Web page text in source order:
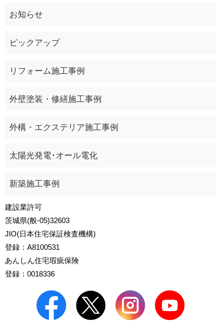
お知らせ
ピックアップ
リフォーム施工事例
外壁塗装・修繕施工事例
外構・エクステリア施工事例
太陽光発電･オール電化
新築施工事例
建設業許可
茨城県(般-05)32603
JIO(日本住宅保証検査機構)
登録：A8100531
あんしん住宅瑕疵保険
登録：0018336